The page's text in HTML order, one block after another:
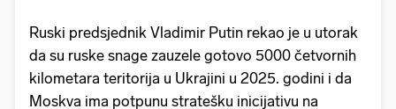
Ruski predsjednik Vladimir Putin rekao je u utorak
da su ruske snage zauzele gotovo 5000 četvornih
kilometara teritorija u Ukrajini u 2025. godini i da
Moskva ima potpunu stratešku inicijativu na